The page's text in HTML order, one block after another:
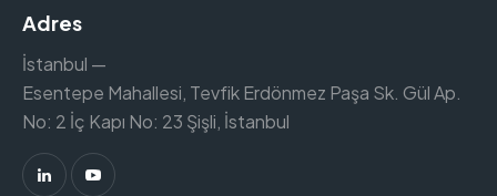
Adres
İstanbul —
Esentepe Mahallesi, Tevfik Erdönmez Paşa Sk. Gül Ap.
No: 2 İç Kapı No: 23 Şişli, İstanbul